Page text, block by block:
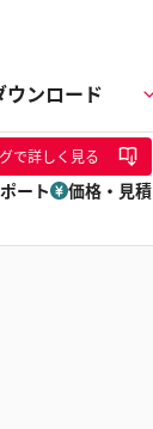
ウンロード
で詳しく見る
ート 価格・見積